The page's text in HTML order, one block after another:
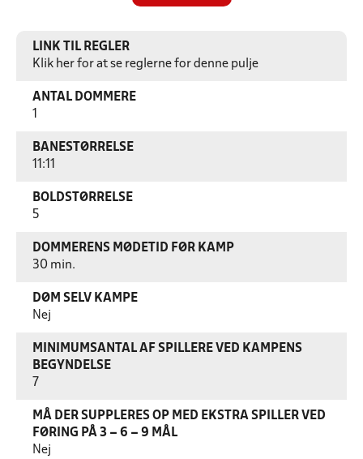
LINK TIL REGLER
Klik her for at se reglerne for denne pulje
ANTAL DOMMERE
BANESTØRRELSE
11:11
BOLDSTØRRELSE
5
DOMMERENS MØDETID FØR KAMP
30 min.
DØM SELV KAMPE
Nej
MINIMUMSANTAL AF SPILLERE VED KAMPENS
BEGYNDELSE
7
MÅ DER SUPPLERES OP MED EKSTRA SPILLER VED
FØRING PÅ 3 – 6 – 9 MÅL
Nej